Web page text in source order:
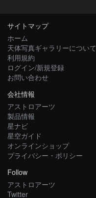
サイトマップ
ホーム
天体写真ギャラリーについて
利用規約
ログイン/新規登録
お問い合わせ
会社情報
アストロアーツ
製品情報
星ナビ
星空ガイド
オンラインショップ
プライバシー・ポリシー
Follow
アストロアーツ
Twitter